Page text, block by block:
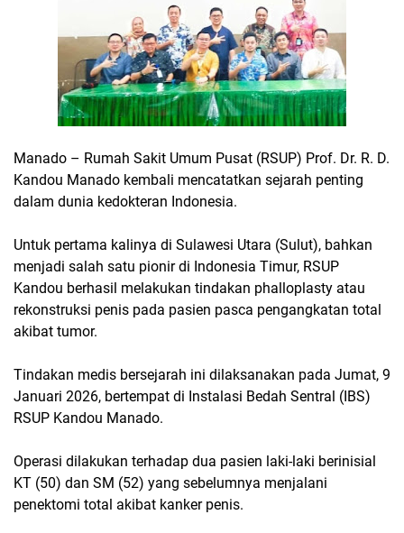
Manado – Rumah Sakit Umum Pusat (RSUP) Prof. Dr. R. D.
Kandou Manado kembali mencatatkan sejarah penting
dalam dunia kedokteran Indonesia.
Untuk pertama kalinya di Sulawesi Utara (Sulut), bahkan
menjadi salah satu pionir di Indonesia Timur, RSUP
Kandou berhasil melakukan tindakan phalloplasty atau
rekonstruksi penis pada pasien pasca pengangkatan total
akibat tumor.
Tindakan medis bersejarah ini dilaksanakan pada Jumat, 9
Januari 2026, bertempat di Instalasi Bedah Sentral (IBS)
RSUP Kandou Manado.
Operasi dilakukan terhadap dua pasien laki-laki berinisial
KT (50) dan SM (52) yang sebelumnya menjalani
penektomi total akibat kanker penis.